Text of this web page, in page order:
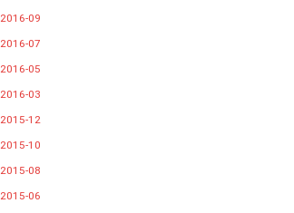
2016-09
2016-07
2016-05
2016-03
2015-12
2015-10
2015-08
2015-06